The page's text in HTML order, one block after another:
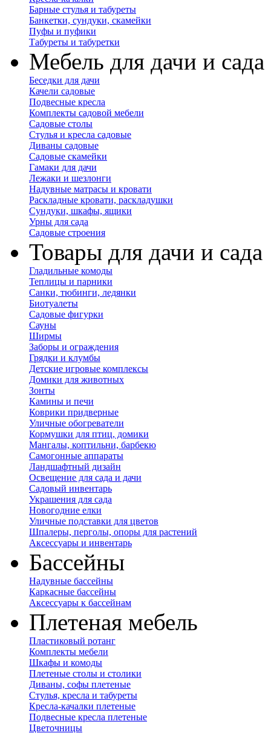
Барные стулья и табуреты
Банкетки, сундуки, скамейки
Пуфы и пуфики
Табуреты и табуретки
Мебель для дачи и сада
Беседки для дачи
Качели садовые
Подвесные кресла
Комплекты садовой мебели
Садовые столы
Стулья и кресла садовые
Диваны садовые
Садовые скамейки
Гамаки для дачи
Лежаки и шезлонги
Надувные матрасы и кровати
Раскладные кровати, раскладушки
Сундуки, шкафы, ящики
Урны для сада
Садовые строения
Товары для дачи и сада
Гладильные комоды
Теплицы и парники
Санки, тюбинги, ледянки
Биотуалеты
Садовые фигурки
Сауны
Ширмы
Заборы и ограждения
Грядки и клумбы
Детские игровые комплексы
Домики для животных
Зонты
Камины и печи
Коврики придверные
Уличные обогреватели
Кормушки для птиц, домики
Мангалы, коптильни, барбекю
Самогонные аппараты
Ландшафтный дизайн
Освещение для сада и дачи
Садовый инвентарь
Украшения для сада
Новогодние елки
Уличные подставки для цветов
Шпалеры, перголы, опоры для растений
Аксессуары и инвентарь
Бассейны
Надувные бассейны
Каркасные бассейны
Аксессуары к бассейнам
Плетеная мебель
Пластиковый ротанг
Комплекты мебели
Шкафы и комоды
Плетеные столы и столики
Диваны, софы плетеные
Стулья, кресла и табуреты
Кресла-качалки плетеные
Подвесные кресла плетеные
Цветочницы